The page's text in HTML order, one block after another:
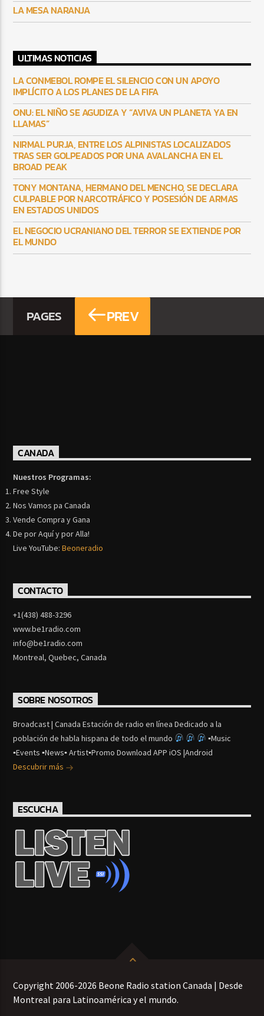
LA MESA NARANJA
ULTIMAS NOTICIAS
LA CONMEBOL ROMPE EL SILENCIO CON UN APOYO
IMPLÍCITO A LOS PLANES DE LA FIFA
ONU: EL NIÑO SE AGUDIZA Y “AVIVA UN PLANETA YA EN
LLAMAS”
NIRMAL PURJA, ENTRE LOS ALPINISTAS LOCALIZADOS
TRAS SER GOLPEADOS POR UNA AVALANCHA EN EL
BROAD PEAK
TONY MONTANA, HERMANO DEL MENCHO, SE DECLARA
CULPABLE POR NARCOTRÁFICO Y POSESIÓN DE ARMAS
EN ESTADOS UNIDOS
EL NEGOCIO UCRANIANO DEL TERROR SE EXTIENDE POR
EL MUNDO
PAGES PREV
CANADA
Nuestros Programas:
Free Style
Nos Vamos pa Canada
Vende Compra y Gana
De por Aquí y por Alla!
Live YouTube:Beoneradio
CONTACTO
+1(438) 488-3296
www.be1radio.com
info@be1radio.com
Montreal, Quebec, Canada
SOBRE NOSOTROS
Broadcast | Canada Estación de radio en línea Dedicado a la
población de habla hispana de todo el mundo
▪Music
▪Events ▪News▪ Artist▪Promo Download APP iOS |Android
Descubrir más
ESCUCHA
Copyright 2006-2026 Beone Radio station Canada | Desde
Montreal para Latinoamérica y el mundo.